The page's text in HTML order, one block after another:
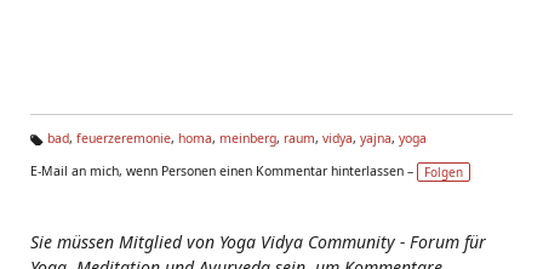
g
bad, feuerzeremonie, homa, meinberg, raum, vidya, yajna, yoga
E-Mail an mich, wenn Personen einen Kommentar hinterlassen –
Folgen
Sie müssen Mitglied von Yoga Vidya Community - Forum für